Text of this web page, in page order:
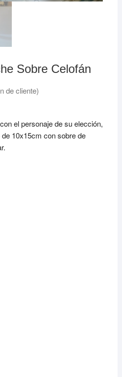
Sobre Celofán
de cliente)
el personaje de su elección,
10x15cm con sobre de